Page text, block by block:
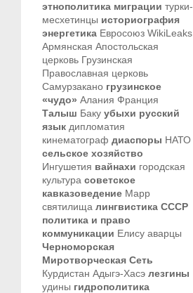
этнополитика миграции турки-
месхетинцы историография
энергетика Евросоюз WikiLeaks
Армянская Апостольская
церковь Грузинская
Православная церковь
Самурзакано грузинское
«чудо» Алания Франция
Талыш Баку убыхи русский
язык дипломатия
кинематограф диаспоры НАТО
сельское хозяйство
Ингушетия вайнахи городская
культура советское
кавказоведение Марр
святилища лингвистика СССР
политика и право
коммуникации Елису аварцы
Черноморская
Миротворческая Сеть
Курдистан Адыгэ-Хасэ лезгины
удины гидрополитика